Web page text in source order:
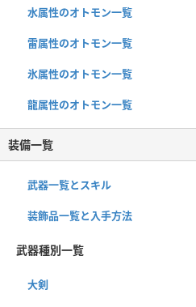
水属性のオトモン一覧
雷属性のオトモン一覧
氷属性のオトモン一覧
龍属性のオトモン一覧
装備一覧
武器一覧とスキル
装飾品一覧と入手方法
武器種別一覧
大剣